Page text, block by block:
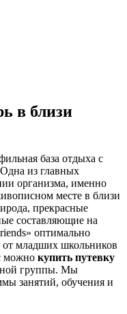
в близи
база отдыха с
из главных
организма, именно
месте в близи
прекрасные
составляющие на
оптимально
от младших школьников
можно купить путевку
группы. Мы
занятий, обучения и